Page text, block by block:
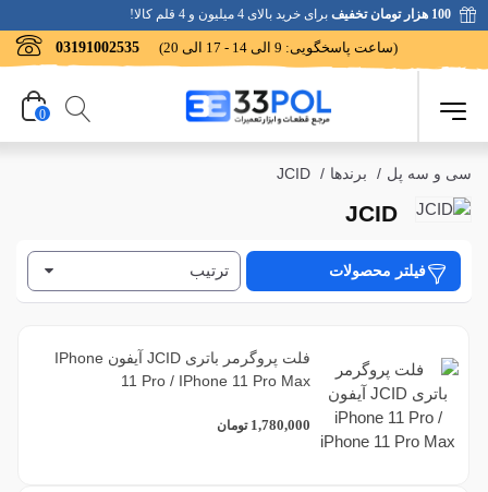
100 هزار تومان تخفیف برای خرید بالای 4 میلیون و 4 قلم کالا!
03191002535 (ساعت پاسخگویی: 9 الی 14 - 17 الی 20)
0
سی و سه پل / برندها /
JCID
فیلتر محصولات ترتیب
فلت پروگرمر باتری JCID آیفون IPhone
11 Pro / IPhone 11 Pro Max
1,780,000 تومان